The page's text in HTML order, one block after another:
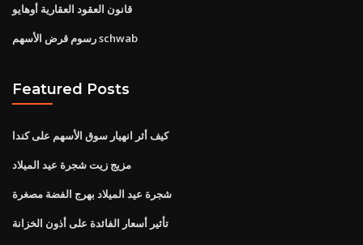
قانون العقود العقارية أوهايو
رسوم قرض الأسهم schwab
Featured Posts
كيف أثر انهيار سوق الأسهم على كندا
مزيج زيت شجرة عيد الميلاد
شجرة عيد الميلاد بهرج الفضة مصغرة
تأثير أسعار الفائدة على أذون الخزانة